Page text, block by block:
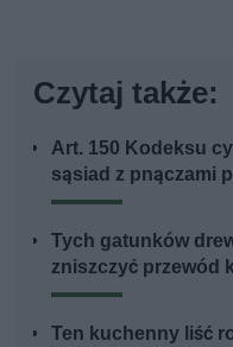
Czytaj także:
Art. 150 Kodeksu
sąsiad z pnączami
Tych gatunków
zniszczyć przewód
Ten kuchenny liść